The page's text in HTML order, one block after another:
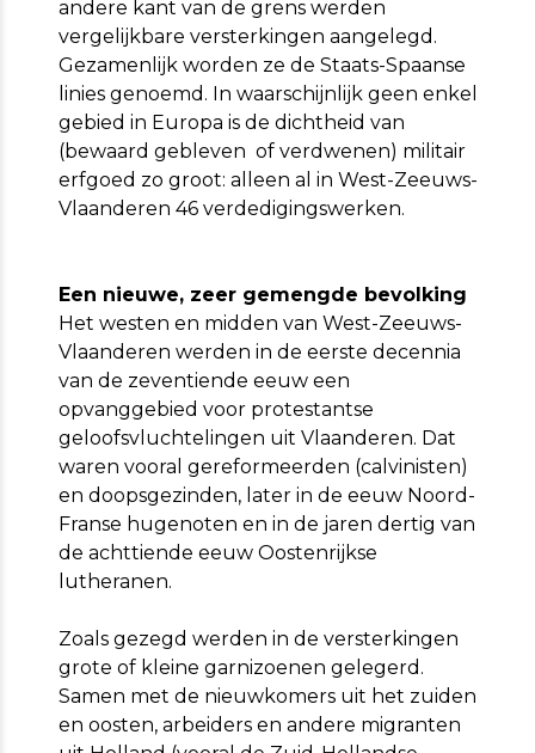
andere kant van de grens werden
vergelijkbare versterkingen aangelegd.
Gezamenlijk worden ze de Staats-Spaanse
linies genoemd. In waarschijnlijk geen enkel
gebied in Europa is de dichtheid van
(bewaard gebleven of verdwenen) militair
erfgoed zo groot: alleen al in West-Zeeuws-
Vlaanderen 46 verdedigingswerken.
Een nieuwe, zeer gemengde bevolking
Het westen en midden van West-Zeeuws-
Vlaanderen werden in de eerste decennia
van de zeventiende eeuw een
opvanggebied voor protestantse
geloofsvluchtelingen uit Vlaanderen. Dat
waren vooral gereformeerden (calvinisten)
en doopsgezinden, later in de eeuw Noord-
Franse hugenoten en in de jaren dertig van
de achttiende eeuw Oostenrijkse
lutheranen.
Zoals gezegd werden in de versterkingen
grote of kleine garnizoenen gelegerd.
Samen met de nieuwkomers uit het zuiden
en oosten, arbeiders en andere migranten